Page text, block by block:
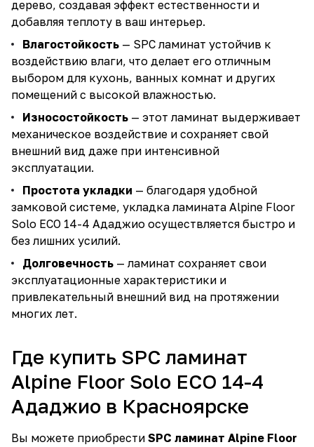
дерево, создавая эффект естественности и
добавляя теплоту в ваш интерьер.
Влагостойкость — SPC ламинат устойчив к
воздействию влаги, что делает его отличным
выбором для кухонь, ванных комнат и других
помещений с высокой влажностью.
Износостойкость — этот ламинат выдерживает
механическое воздействие и сохраняет свой
внешний вид даже при интенсивной
эксплуатации.
Простота укладки — благодаря удобной
замковой системе, укладка ламината Alpine Floor
Solo ECO 14-4 Ададжио осуществляется быстро и
без лишних усилий.
Долговечность — ламинат сохраняет свои
эксплуатационные характеристики и
привлекательный внешний вид на протяжении
многих лет.
Где купить SPC ламинат
Alpine Floor Solo ECO 14-4
Ададжио в Красноярске
Вы можете приобрести SPC ламинат Alpine Floor